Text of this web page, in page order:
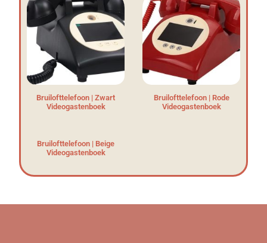
Bruilofttelefoon | Zwart
Videogastenboek
Bruilofttelefoon | Rode
Videogastenboek
Bruilofttelefoon | Beige
Videogastenboek